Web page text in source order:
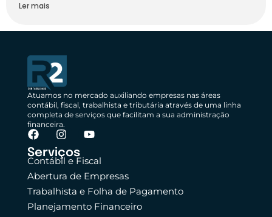
Ler mais
Atuamos no mercado auxiliando empresas nas áreas
contábil, fiscal, trabalhista e tributária através de uma linha
completa de serviços que facilitam a sua administração
financeira.
Serviços
Contábil e Fiscal
Abertura de Empresas
Trabalhista e Folha de Pagamento
Planejamento Financeiro